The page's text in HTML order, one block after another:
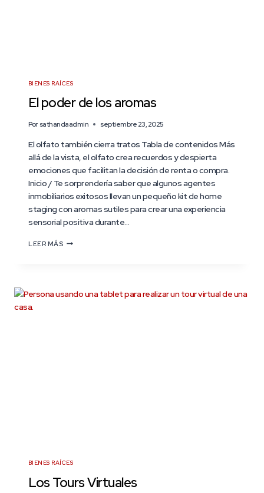
BIENES RAÍCES
El poder de los aromas
Por sathandaadmin septiembre 23, 2025
El olfato también cierra tratos Tabla de contenidos Más
allá de la vista, el olfato crea recuerdos y despierta
emociones que facilitan la decisión de renta o compra.
Inicio / Te sorprendería saber que algunos agentes
inmobiliarios exitosos llevan un pequeño kit de home
staging con aromas sutiles para crear una experiencia
sensorial positiva durante…
LEER MÁS
BIENES RAÍCES
Los Tours Virtuales